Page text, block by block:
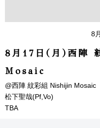
8
8月17日(月)西陣
Mosaic
@西陣 紋彩組 Nishijin Mosaic
松下聖哉(Pf,Vo)
TBA